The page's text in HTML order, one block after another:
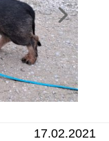
17.02.2021